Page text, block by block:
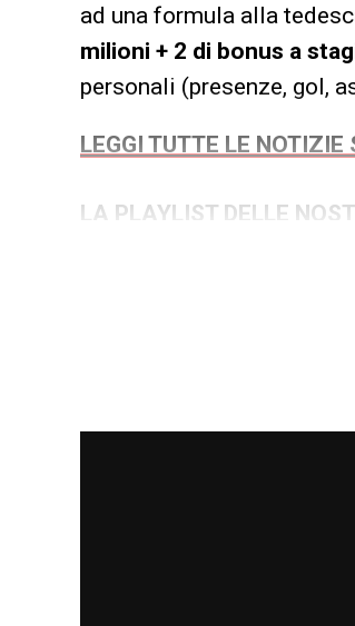
ad una formula alla
milioni + 2 di bonus a
personali (presenze, gol,
LEGGI TUTTE LE
LA PLAYLIST DELLE